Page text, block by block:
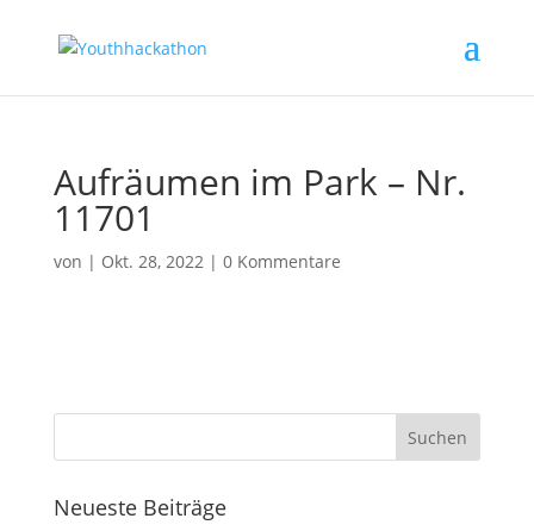
Aufräumen im Park – Nr.
11701
von | Okt. 28, 2022| 0 Kommentare
Neueste Beiträge